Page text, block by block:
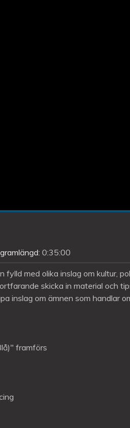
0:35:00
med olika inslag om kultur,
skicka in material och
inslag om ämnen som handlar
framförs